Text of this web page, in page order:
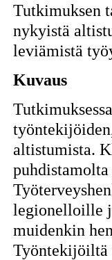
Tutkimuksen
nykyistä
leviämistä
Kuvaus
altistumista.
legionelloille
muidenkin
Työntekijöiltä